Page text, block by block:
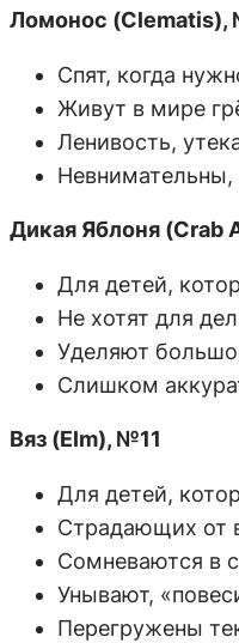
Ломонос (Clematis),
Спят, когда
Живут в мире
Ленивость,
Невнимательны,
Дикая Яблоня (Crab
Для детей,
Не хотят для
Уделяют
Слишком
Вяз (Elm), №11
Для детей,
Страдающих от
Сомневаются в
Унывают,
Перегружены